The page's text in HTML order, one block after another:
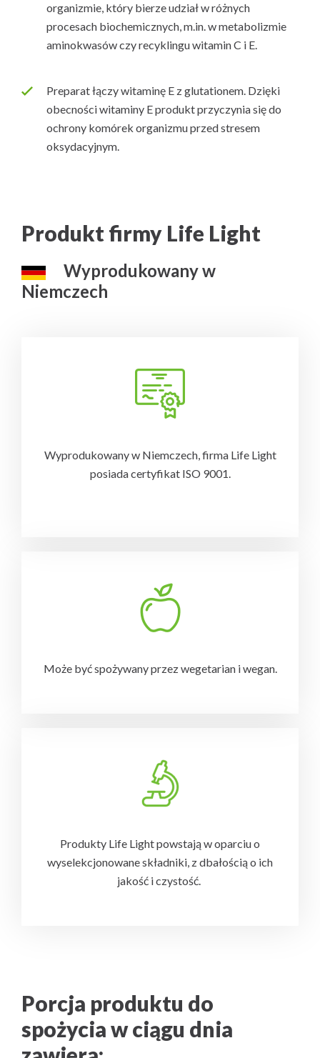
organizmie, który bierze udział w różnych
procesach biochemicznych, m.in. w metabolizmie
aminokwasów czy recyklingu witamin C i E.
Preparat łączy witaminę E z glutationem. Dzięki
obecności witaminy E produkt przyczynia się do
ochrony komórek organizmu przed stresem
oksydacyjnym.
Produkt firmy Life Light
Wyprodukowany w
Niemczech
Wyprodukowany w Niemczech, firma Life Light
posiada certyfikat ISO 9001.
Może być spożywany przez wegetarian i wegan.
Produkty Life Light powstają w oparciu o
wyselekcjonowane składniki, z dbałością o ich
jakość i czystość.
Porcja produktu do
spożycia w ciągu dnia